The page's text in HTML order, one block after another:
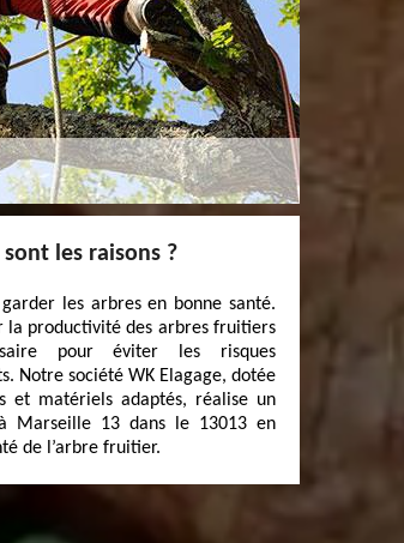
les raisons ?
les arbres en bonne santé.
la productivité des arbres fruitiers
pour éviter les risques
Notre société WK Elagage, dotée
et matériels adaptés, réalise un
Marseille 13 dans le 13013 en
de l’arbre fruitier.